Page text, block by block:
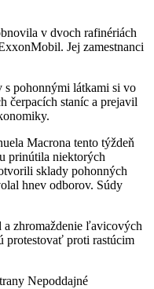
v dvoch rafinériách
Jej zamestnanci
s pohonnými látkami si vo
čerpacích staníc a prejavil
Macrona tento týždeň
prinútila niektorých
sklady pohonných
hnev odborov. Súdy
zhromaždenie ľavicových
protestovať proti rastúcim
Nepoddajné